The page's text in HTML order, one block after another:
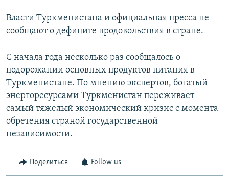
Власти Туркменистана и официальная пресса не
сообщают о дефиците продовольствия в стране.
С начала года несколько раз сообщалось о
подорожании основных продуктов питания в
Туркменистане. По мнению экспертов, богатый
энергоресурсами Туркменистан переживает
самый тяжелый экономический кризис с момента
обретения страной государственной
независимости.
Поделиться Follow us